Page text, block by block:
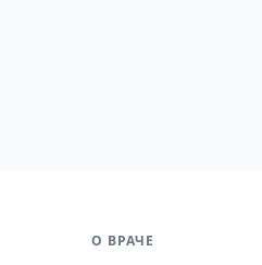
О ВРАЧЕ